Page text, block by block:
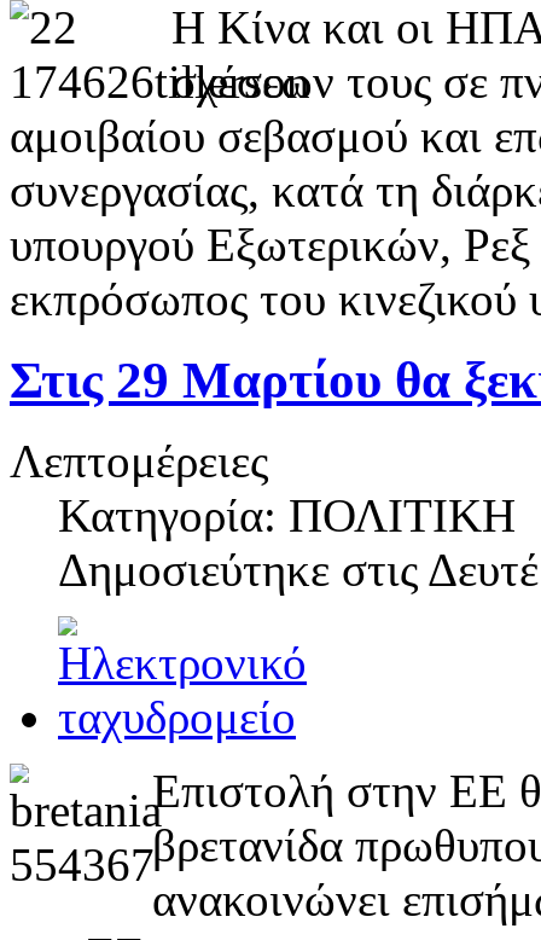
Η Κίνα και οι
σχέσεων τους σε
αμοιβαίου σεβασμού και
συνεργασίας, κατά τη
υπουργού Εξωτερικών,
εκπρόσωπος του
Στις 29 Μαρτίου θα
Λεπτομέρειες
Κατηγορία: ΠΟΛΙΤΙΚΗ
Δημοσιεύτηκε στις
Επιστολή στην ΕΕ
βρετανίδα
ανακοινώνει